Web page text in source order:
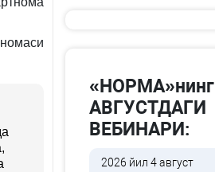
«НОРМА»нинг
АВГУСТДАГИ
ВЕБИНАРИ:
2026 йил 4 август